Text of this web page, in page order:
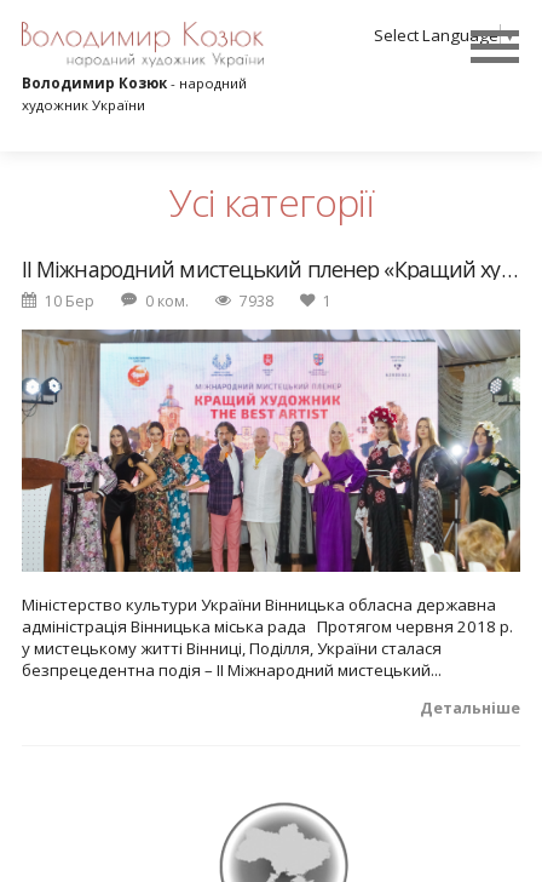
Select Language▼
Володимир Козюк- народний
художник України
Усі категорії
ІІ Міжнародний мистецький пленер «Кращий художник / The best artist»
10 Бер 0 ком. 7938 1
Міністерство культури України Вінницька обласна державна
адміністрація Вінницька міська рада Протягом червня 2018 р.
у мистецькому житті Вінниці, Поділля, України сталася
безпрецедентна подія – ІІ Міжнародний мистецький...
Детальніше